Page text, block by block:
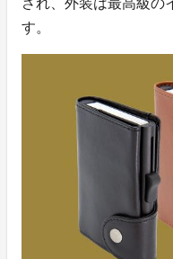
され、外装は最高級の
す。